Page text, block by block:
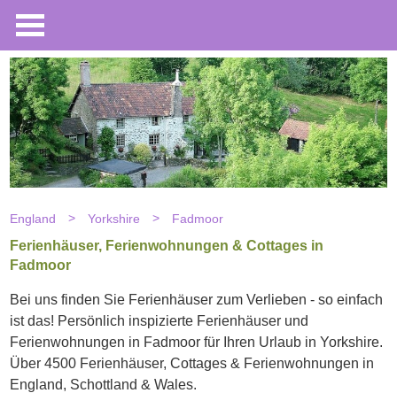
England Yorkshire Fadmoor
Ferienhäuser, Ferienwohnungen & Cottages in
Fadmoor
Bei uns finden Sie Ferienhäuser zum Verlieben - so einfach
ist das! Persönlich inspizierte Ferienhäuser und
Ferienwohnungen in Fadmoor für Ihren Urlaub in Yorkshire.
Über 4500 Ferienhäuser, Cottages & Ferienwohnungen in
England, Schottland & Wales.